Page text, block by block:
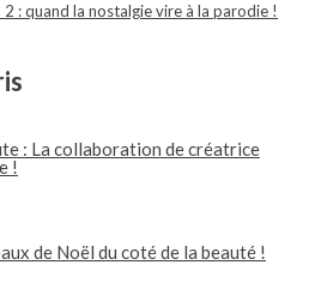
2 : quand la nostalgie vire à la parodie !
: La collaboration de créatrice
!
de Noël du coté de la beauté !